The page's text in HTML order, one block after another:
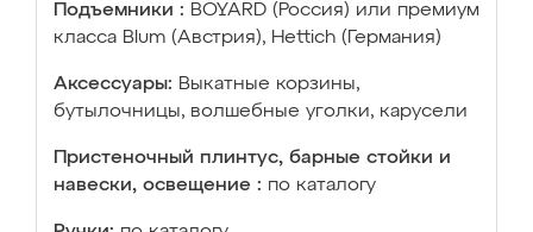
Подъемники : BOYARD (Россия) или премиум
класса Blum (Австрия), Hettich (Германия)
Аксессуары: Выкатные корзины,
бутылочницы, волшебные уголки, карусели
Пристеночный плинтус, барные стойки и
навески, освещение : по каталогу